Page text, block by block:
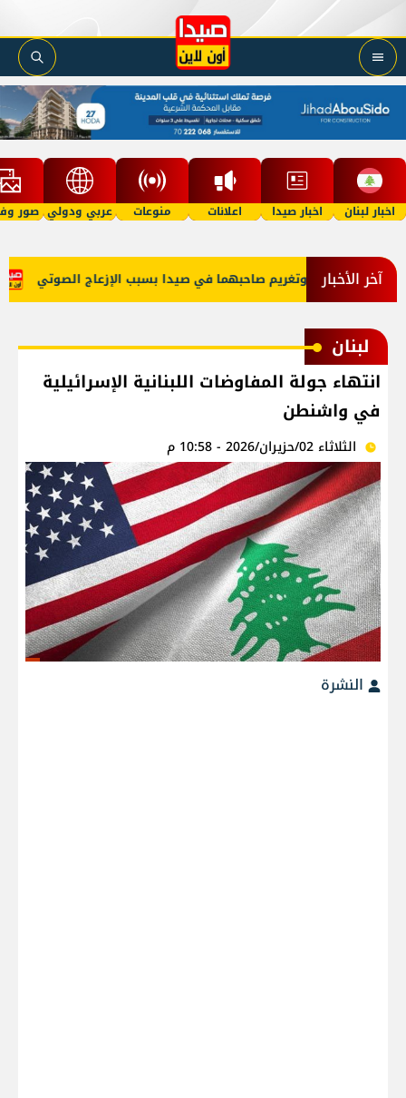
اخبار لبنان اخبار صيدا اعلانات منوعات عربي ودولي صور
آخر الأخبار
'توكتوك' وتغريم صاحبهما في صيدا بسبب الإزعاج الصوتي
لبنان
انتهاء جولة المفاوضات اللبنانية الإسرائيلية
في واشنطن
الثلاثاء 02/حزيران/2026 - 10:58 م
النشرة